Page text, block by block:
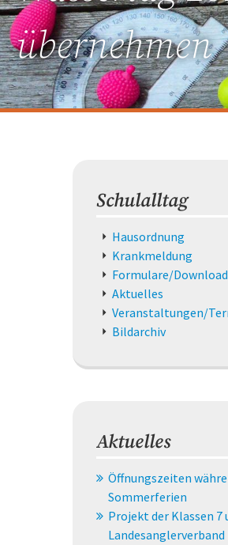
übernehmen
Schulalltag
Navigation
überspringen
Hausordnung
Krankmeldung
Formulare/
Aktuelles
Veranstaltungen/
Bildarchiv
Aktuelles
Öffnungszeiten
Sommerferien
Projekt der Klassen 7
Landesanglerverband